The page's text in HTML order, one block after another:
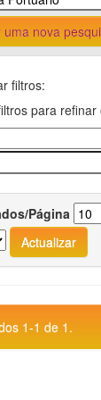
uma nova
filtros:
para
Página
1-1 de 1.